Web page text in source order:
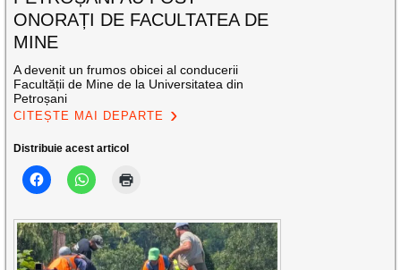
ONORAȚI DE FACULTATEA DE
MINE
A devenit un frumos obicei al conducerii
Facultății de Mine de la Universitatea din
Petroșani
CITEȘTE MAI DEPARTE
Distribuie acest articol